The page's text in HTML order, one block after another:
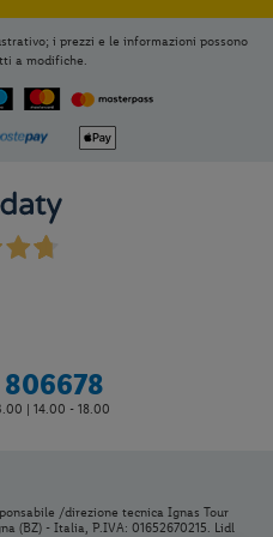
i prezzi e le informazioni possono
a modifiche.
806678
| 14.00 - 18.00
/direzione tecnica Ignas Tour
(BZ) - Italia, P.IVA: 01652670215. Lidl